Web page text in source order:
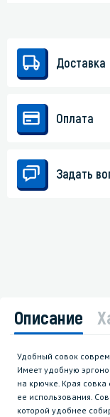
Доставка
Оплата
Задать
Описание
Удобный совок
Имеет удобную
на крючке. Края
ее использования.
которой удобнее